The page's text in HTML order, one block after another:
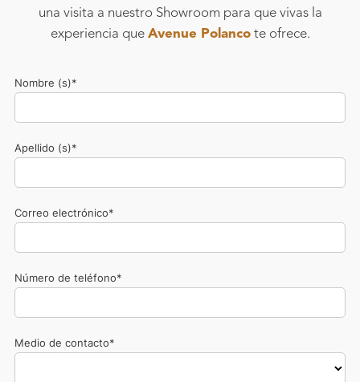
una visita a nuestro Showroom para que vivas la
experiencia que Avenue Polancote ofrece.
Nombre (s)*
Apellido (s)*
Correo electrónico*
Número de teléfono*
Medio de contacto*